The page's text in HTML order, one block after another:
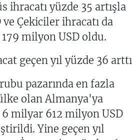
ihracatı yüzde 35 artışla
Çekiciler ihracatı da
milyon USD oldu.
geçen yıl yüzde 36 arttı
pazarında en fazla
olan Almanya'ya
6 milyar 612 milyon USD
Yine geçen yıl